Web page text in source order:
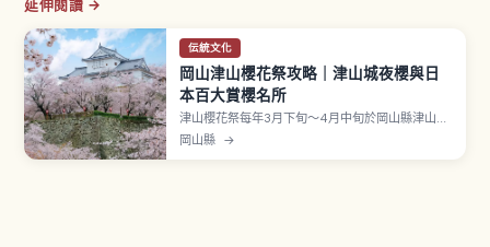
延伸閱讀 →
伝統文化
岡山津山櫻花祭攻略｜津山城夜櫻與日
本百大賞櫻名所
津山櫻花祭每年3月下旬〜4月中旬於岡山縣津山市
的津山城（鶴山公園）舉辦，是入選日本100名
岡山縣 →